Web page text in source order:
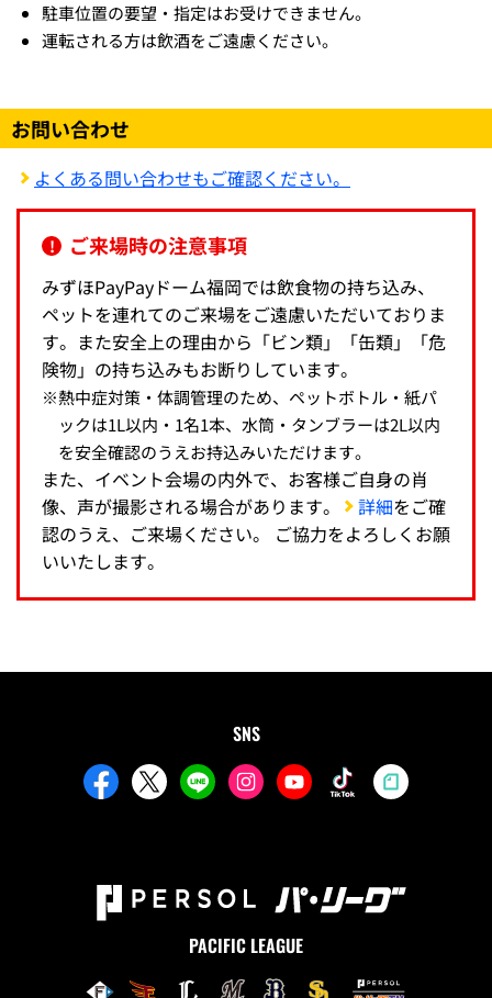
駐車位置の要望・指定はお受けできません。
運転される方は飲酒をご遠慮ください。
お問い合わせ
よくある問い合わせもご確認ください。
ご来場時の注意事項
みずほPayPayドーム福岡では飲食物の持ち込み、
ペットを連れてのご来場をご遠慮いただいておりま
す。また安全上の理由から「ビン類」「缶類」「危
険物」の持ち込みもお断りしています。
※熱中症対策・体調管理のため、ペットボトル・紙パ
ックは1L以内・1名1本、水筒・タンブラーは2L以内
を安全確認のうえお持込みいただけます。
また、イベント会場の内外で、お客様ご自身の肖
像、声が撮影される場合があります。
詳細をご確
認のうえ、ご来場ください。 ご協力をよろしくお願
いいたします。
SNS
PACIFIC LEAGUE